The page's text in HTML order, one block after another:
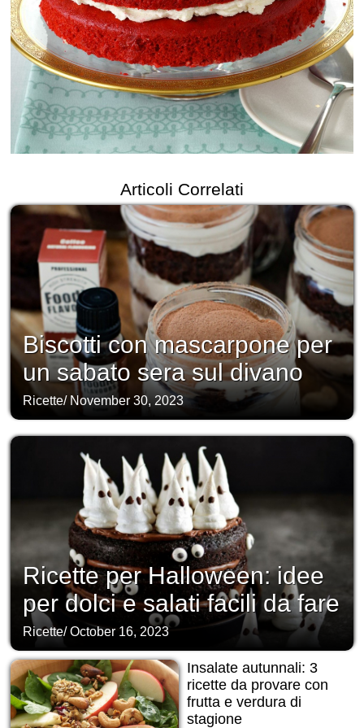
Articoli Correlati
Biscotti con mascarpone per
un sabato sera sul divano
Ricette/ November 30, 2023
Ricette per Halloween: idee
per dolci e salati facili da fare
Ricette/October 16, 2023
Insalate autunnali: 3
ricette da provare con
frutta e verdura di
stagione